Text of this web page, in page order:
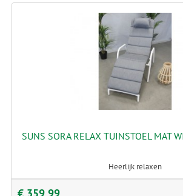
SUNS SORA RELAX TUINSTOEL MAT
Heerlijk relaxen